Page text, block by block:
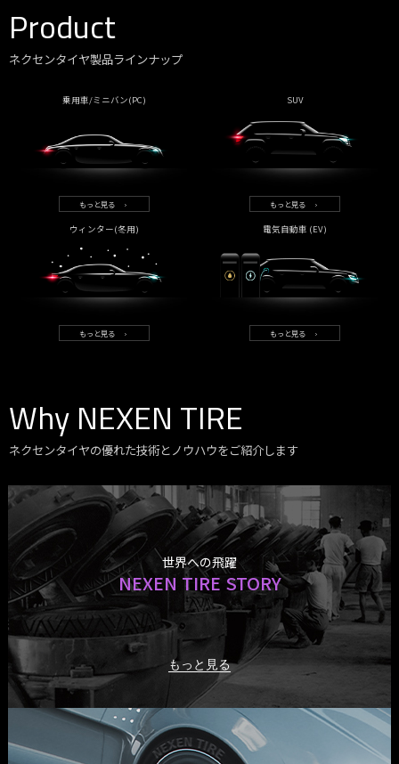
Product
ネクセンタイヤ製品ラインナップ
Why NEXEN TIRE
ネクセンタイヤの優れた技術とノウハウをご紹介します
世界への飛躍
NEXEN TIRE STORY
もっと見る